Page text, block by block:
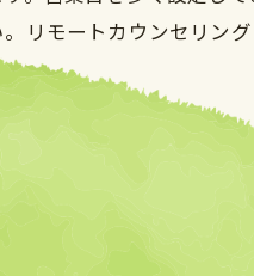
リモートカウンセリン